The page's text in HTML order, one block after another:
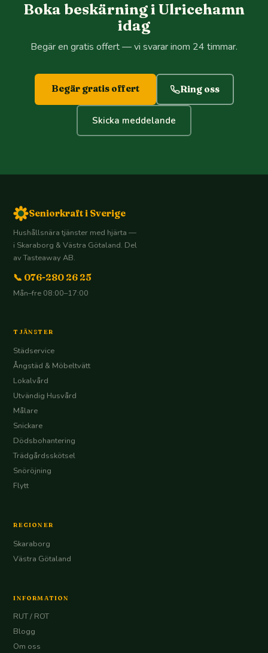
Boka beskärning i Ulricehamn
idag
Begär en gratis offert — vi svarar inom 24 timmar.
Begär gratis offert Ring oss
Skicka meddelande
Seniorkraft i Sverige
Hushållsnära tjänster med hjärta —
i Skaraborg & Västra Götaland. Del
av Tasteaway AB.
📞 076-280 26 25
Mån–fre 08:00–17:00
TJÄNSTER
Städservice
Ångstäd & Möbeltvätt
Lokalvård
Utvändig Husvård
Målare
Snickare
Dödsbohantering
Trädgårdsskötsel
Snöröjning
Flytt
REGIONER
Skaraborg
Västra Götaland
INFORMATION
RUT / ROT
Blogg
Om oss